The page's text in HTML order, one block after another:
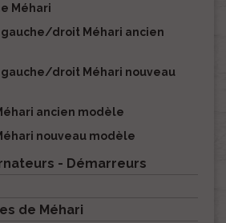
Méhari
droit Méhari ancien
droit Méhari nouveau
ancien modèle
nouveau modèle
- Démarreurs
de Méhari